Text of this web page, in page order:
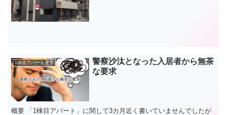
1棟目アパート運営
警察沙汰となった入居者から無茶
な要求
概要 「1棟目アパート」に関して3カ月近く書いていませんでしたが